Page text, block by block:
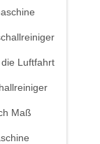
Luftfahrt
Maß